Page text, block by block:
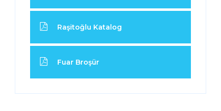
Raşitoğlu Katalog
Fuar Broşür